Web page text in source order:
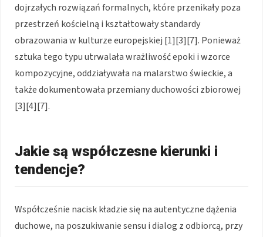
dojrzałych rozwiązań formalnych, które przenikały poza
przestrzeń kościelną i kształtowały standardy
obrazowania w kulturze europejskiej [1][3][7]. Ponieważ
sztuka tego typu utrwalała wrażliwość epoki i wzorce
kompozycyjne, oddziaływała na malarstwo świeckie, a
także dokumentowała przemiany duchowości zbiorowej
[3][4][7].
Jakie są współczesne kierunki i
tendencje?
Współcześnie nacisk kładzie się na autentyczne dążenia
duchowe, na poszukiwanie sensu i dialog z odbiorcą, przy